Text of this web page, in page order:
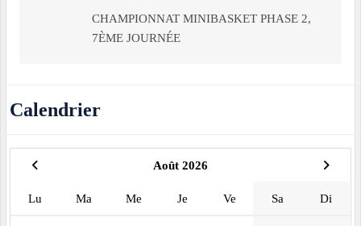
CHAMPIONNAT MINIBASKET PHASE 2,
7ÈME JOURNÉE
Calendrier
Août 2026
Lu Ma Me Je Ve Sa Di